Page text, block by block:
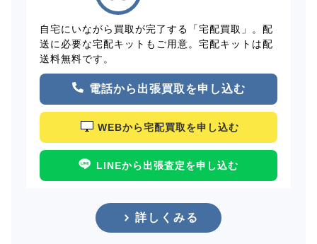
自宅にいながら買取が完了する「宅配買取」。配
送に必要な宅配キットもご用意。宅配キットは配
送料無料です。
電話から出張買取を申し込む
WEBから宅配買取を申し込む
LINEから出張査定を申し込む
詳しくみる